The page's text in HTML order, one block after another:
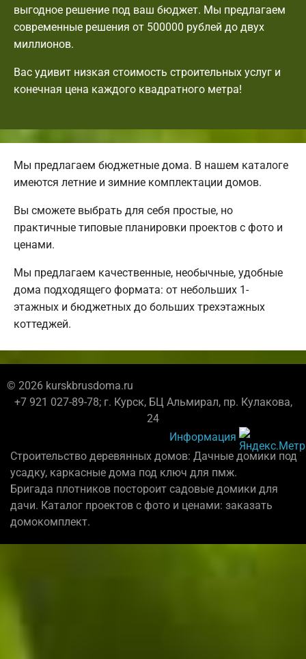
выгодное решение под ваш бюджет. Мы предлагаем
современные решения от 500000 рублей до двух
миллионов.
Вас удивит низкая стоимость строительных услуг и
конечная цена каждого квадратного метра!
Мы предлагаем бюджетные дома. В нашем каталоге
имеются летние и зимние комплектации домов.
Вы сможете выбрать для себя простые, но
практичные типовые планировки проектов с фото и
ценами.
Мы предлагаем качественные, необычные, удобные
дома подходящего формата: от небольших 1-
этажных и бюджетных до больших трехэтажных
коттеджей.
© 2026 kurskbrusdoma.ru
+7 921 027-89-78; г. Курск, БЦ Альмирал, пр. Кулакова,
24
Информация
Строительство деревянных домов: Дачные домики под
усадку, каркасные дома под ключ для пмж.
Бригада плотников постороит садовые домики для
дачи. Каталог проектов с фото и ценами: заказать
домокомплект.